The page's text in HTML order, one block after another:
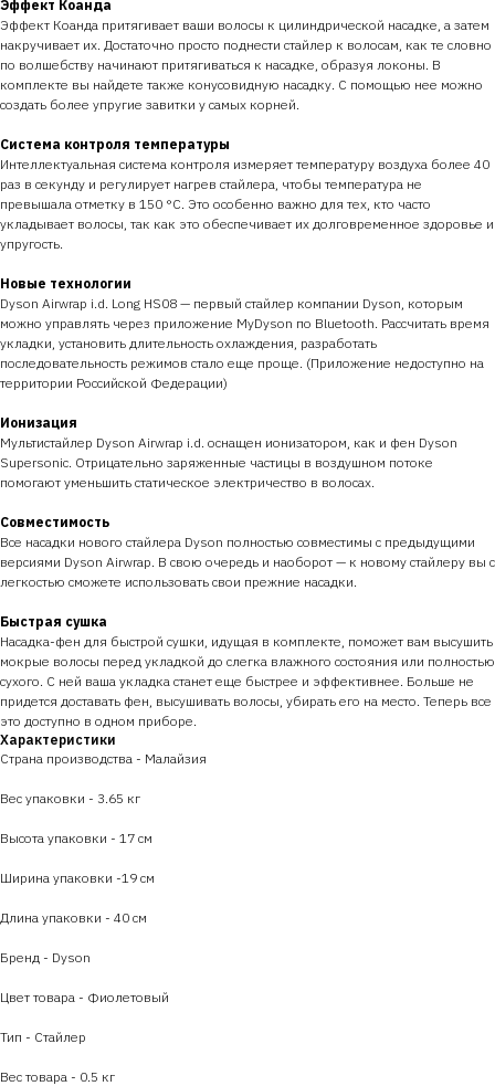
Эффект Коанда
Эффект Коанда притягивает ваши волосы к цилиндрической насадке, а затем
накручивает их. Достаточно просто поднести стайлер к волосам, как те словно
по волшебству начинают притягиваться к насадке, образуя локоны. В
комплекте вы найдете также конусовидную насадку. С помощью нее можно
создать более упругие завитки у самых корней.
Система контроля температуры
Интеллектуальная система контроля измеряет температуру воздуха более 40
раз в секунду и регулирует нагрев стайлера, чтобы температура не
превышала отметку в 150 °C. Это особенно важно для тех, кто часто
укладывает волосы, так как это обеспечивает их долговременное здоровье и
упругость.
Новые технологии
Dyson Airwrap i.d. Long HS08 — первый стайлер компании Dyson, которым
можно управлять через приложение MyDyson по Bluetooth. Рассчитать время
укладки, установить длительность охлаждения, разработать
последовательность режимов стало еще проще. (Приложение недоступно на
территории Российской Федерации)
Ионизация
Мультистайлер Dyson Airwrap i.d. оснащен ионизатором, как и фен Dyson
Supersonic. Отрицательно заряженные частицы в воздушном потоке
помогают уменьшить статическое электричество в волосах.
Совместимость
Все насадки нового стайлера Dyson полностью совместимы с предыдущими
версиями Dyson Airwrap. В свою очередь и наоборот — к новому стайлеру вы с
легкостью сможете использовать свои прежние насадки.
Быстрая сушка
Насадка-фен для быстрой сушки, идущая в комплекте, поможет вам высушить
мокрые волосы перед укладкой до слегка влажного состояния или полностью
сухого. С ней ваша укладка станет еще быстрее и эффективнее. Больше не
придется доставать фен, высушивать волосы, убирать его на место. Теперь все
это доступно в одном приборе.
Характеристики
Страна производства - Малайзия
Вес упаковки - 3.65 кг
Высота упаковки - 17 см
Ширина упаковки -19 см
Длина упаковки - 40 см
Бренд - Dyson
Цвет товара - Фиолетовый
Тип - Стайлер
Вес товара - 0.5 кг